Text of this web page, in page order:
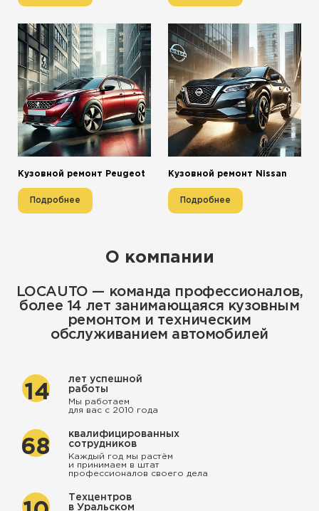
Кузовной ремонт Peugeot
Подробнее
Кузовной ремонт Nissan
Подробнее
О компании
LOCAUTO — команда профессионалов,
более 14 лет занимающаяся кузовным
ремонтом и техническим
обслуживанием автомобилей
14
лет успешной
работы
Мы работаем
для вас с 2010 года
68
квалифицированных
сотрудников
Каждый год мы растём
и принимаем в штат
профессионалов своего дела
Техцентров
в Уральском